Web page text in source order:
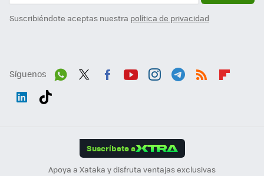
Suscribiéndote aceptas nuestra política de privacidad
Síguenos
Suscríbete a
Apoya a Xataka y disfruta ventajas exclusivas